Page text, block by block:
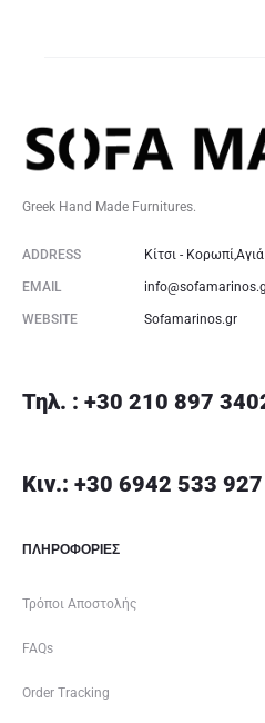
Greek Hand Made Furnitures.
ADDRESS Κίτσι -
EMAIL
WEBSITE Sofamarinos.gr
Τηλ. : +30 210 897
Κιν.: +30 6942 533 927
ΠΛΗΡΟΦΟΡΙΕΣ
Τρόποι Αποστολής
FAQs
Order Tracking